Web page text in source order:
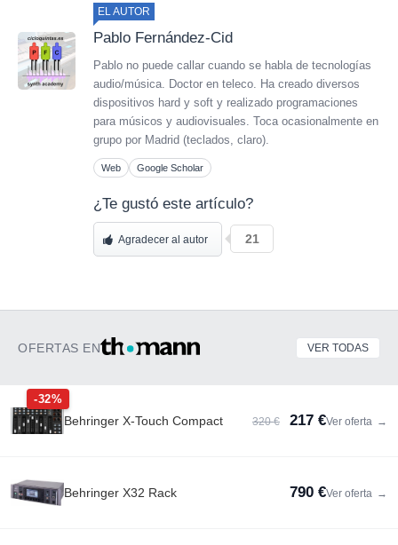
EL AUTOR
Pablo Fernández-Cid
Pablo no puede callar cuando se habla de tecnologías
audio/música. Doctor en teleco. Ha creado diversos
dispositivos hard y soft y realizado programaciones
para músicos y audiovisuales. Toca ocasionalmente en
grupo por Madrid (teclados, claro).
Web Google Scholar
¿Te gustó este artículo?
Agradecer al autor 21
OFERTAS EN VER TODAS
-32%
Behringer X-Touch Compact 320 € 217 €Ver oferta →
Behringer X32 Rack 790 €Ver oferta →